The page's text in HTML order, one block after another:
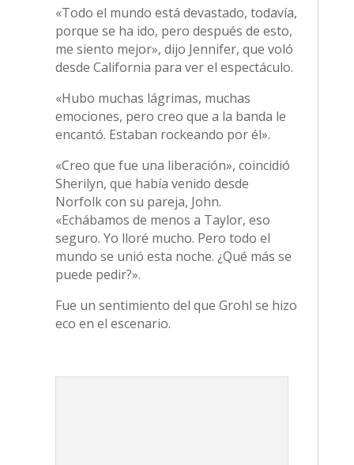
«Todo el mundo está devastado, todavía,
porque se ha ido, pero después de esto,
me siento mejor», dijo Jennifer, que voló
desde California para ver el espectáculo.
«Hubo muchas lágrimas, muchas
emociones, pero creo que a la banda le
encantó. Estaban rockeando por él».
«Creo que fue una liberación», coincidió
Sherilyn, que había venido desde
Norfolk con su pareja, John.
«Echábamos de menos a Taylor, eso
seguro. Yo lloré mucho. Pero todo el
mundo se unió esta noche. ¿Qué más se
puede pedir?».
Fue un sentimiento del que Grohl se hizo
eco en el escenario.